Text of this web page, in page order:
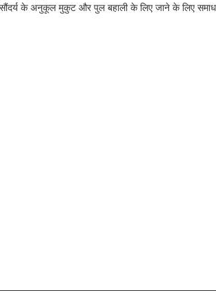
के अनुकूल मुकुट और पुल बहाली के लिए जाने के लिए